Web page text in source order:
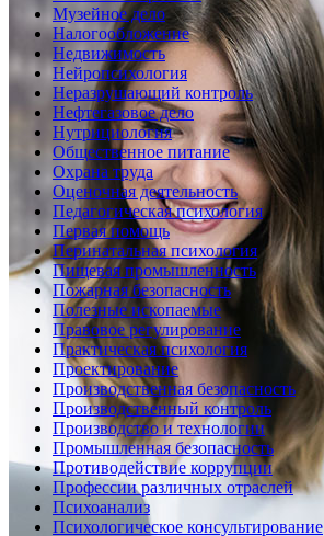
Музейное дело
Налогообложение
Недвижимость
Нейропсихология
Неразрушающий контроль
Нефтегазовое дело
Нутрициология
Общественное питание
Охрана труда
Оценочная деятельность
Педагогическая психология
Первая помощь
Перинатальная психология
Пищевая промышленность
Пожарная безопасность
Полезные ископаемые
Правовое регулирование
Практическая психология
Проектирование
Производственная безопасность
Производственный контроль
Производство и технологии
Промышленная безопасность
Противодействие коррупции
Профессии различных отраслей
Психоанализ
Психологическое консультирование